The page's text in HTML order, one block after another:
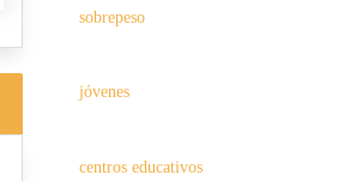
sobrepeso
jóvenes
centros educativos